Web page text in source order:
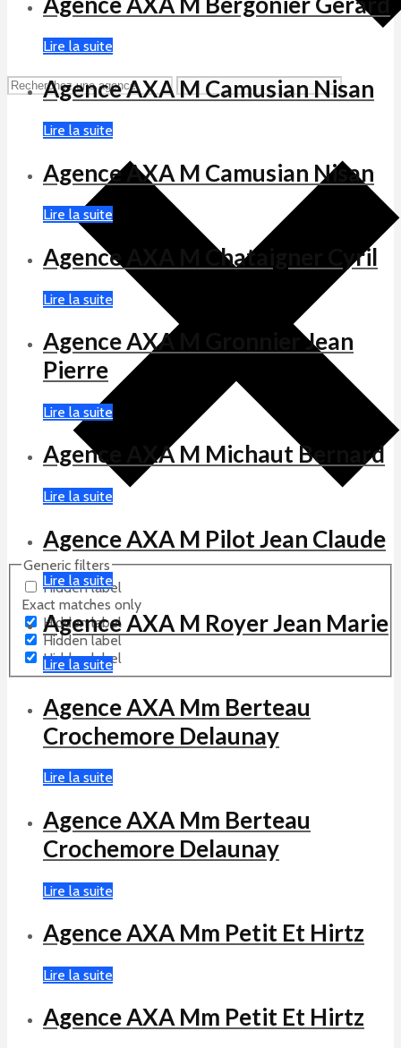
Generic filters
Hidden label
Exact matches only
Hidden label
Hidden label
Hidden label
Lire la suite
Agence AXA M Camusian Nisan
Lire la suite
Agence AXA M Camusian Nisan
Lire la suite
Agence AXA M Chataigner Cyril
Lire la suite
Agence AXA M Gronnier Jean
Pierre
Lire la suite
Agence AXA M Michaut Bernard
Lire la suite
Agence AXA M Pilot Jean Claude
Lire la suite
Agence AXA M Royer Jean Marie
Lire la suite
Agence AXA Mm Berteau
Crochemore Delaunay
Lire la suite
Agence AXA Mm Berteau
Crochemore Delaunay
Lire la suite
Agence AXA Mm Petit Et Hirtz
Lire la suite
Agence AXA Mm Petit Et Hirtz